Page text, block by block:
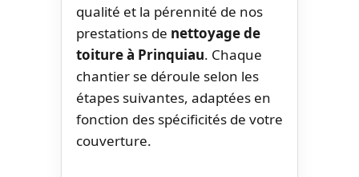
qualité et la pérennité de nos
prestations de nettoyage de
toiture à Prinquiau. Chaque
chantier se déroule selon les
étapes suivantes, adaptées en
fonction des spécificités de votre
couverture.